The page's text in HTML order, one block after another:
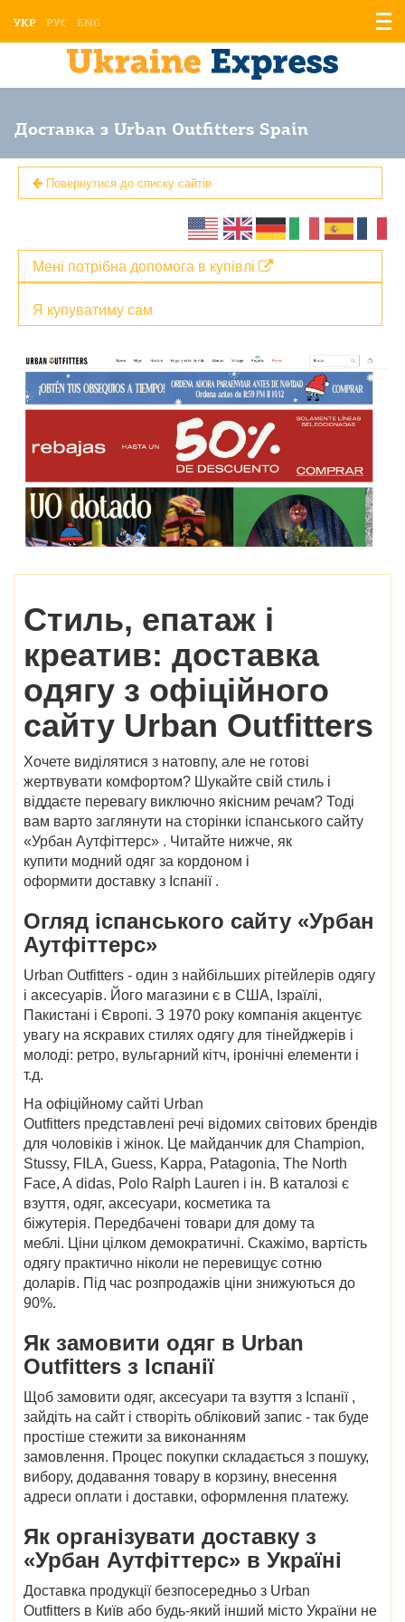
УКР РУС ENG
Доставка з Urban Outfitters Spain
Повернутися до списку сайтів
Я купуватиму сам
Мені потрібна допомога в купівлі
Стиль, епатаж і
креатив: доставка
одягу з офіційного
сайту Urban Outfitters
Хочете виділятися з натовпу, але не готові
жертвувати комфортом? Шукайте свій стиль і
віддаєте перевагу виключно якісним речам? Тоді
вам варто заглянути на сторінки іспанського сайту
«Урбан Аутфіттерс» . Читайте нижче, як
купити модний одяг за кордоном і
оформити доставку з Іспанії .
Огляд іспанського сайту «Урбан
Аутфіттерс»
Urban Outfitters - один з найбільших рітейлерів одягу
і аксесуарів. Його магазини є в США, Ізраїлі,
Пакистані і Європі. З 1970 року компанія акцентує
увагу на яскравих стилях одягу для тінейджерів і
молоді: ретро, вульгарний кітч, іронічні елементи і
т.д.
На офіційному сайті Urban
Outfitters представлені речі відомих світових брендів
для чоловіків і жінок. Це майданчик для Champion,
Stussy, FILA, Guess, Kappa, Patagonia, The North
Face, A didas, Polo Ralph Lauren і ін. В каталозі є
взуття, одяг, аксесуари, косметика та
біжутерія. Передбачені товари для дому та
меблі. Ціни цілком демократичні. Скажімо, вартість
одягу практично ніколи не перевищує сотню
доларів. Під час розпродажів ціни знижуються до
90%.
Як замовити одяг в Urban
Outfitters з Іспанії
Щоб замовити одяг, аксесуари та взуття з Іспанії ,
зайдіть на сайт і створіть обліковий запис - так буде
простіше стежити за виконанням
замовлення. Процес покупки складається з пошуку,
вибору, додавання товару в корзину, внесення
адреси оплати і доставки, оформлення платежу.
Як організувати доставку з
«Урбан Аутфіттерс» в Україні
Доставка продукції безпосередньо з Urban
Outfitters в Київ або будь-який інший місто України не